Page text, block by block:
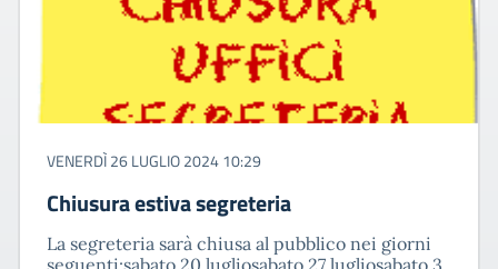
VENERDÌ 26 LUGLIO 2024 10:29
Chiusura estiva segreteria
La segreteria sarà chiusa al pubblico nei giorni
seguenti:sabato 20 lugliosabato 27 lugliosabato 3